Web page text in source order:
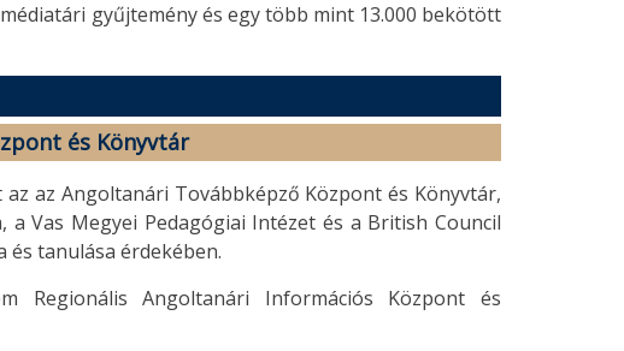
gyűjtemény és egy több mint 13.000 bekötött
és Könyvtár
az Angoltanári Továbbképző Központ és Könyvtár,
a Vas Megyei Pedagógiai Intézet és a British Council
tanulása érdekében.
Regionális Angoltanári Információs Központ és